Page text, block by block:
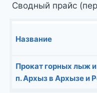
Сводный прайс
Название
Прокат горных лыж
п. Архыз в Архызе и